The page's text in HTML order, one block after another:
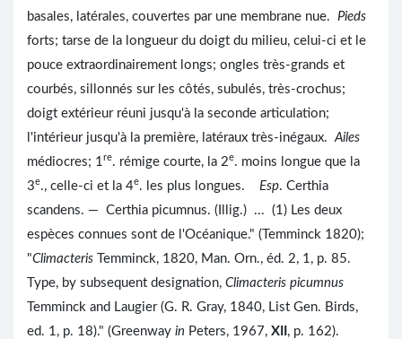
basales, latérales, couvertes par une membrane nue. Pieds
forts; tarse de la longueur du doigt du milieu, celui-ci et le
pouce extraordinairement longs; ongles très-grands et
courbés, sillonnés sur les côtés, subulés, très-crochus;
doigt extérieur réuni jusqu'à la seconde articulation;
l'intérieur jusqu'à la première, latéraux très-inégaux. Ailes
médiocres; 1 re. rémige courte, la 2e. moins longue que la
3e., celle-ci et la 4e. les plus longues. Esp. Certhia
scandens. — Certhia picumnus. (Illig.) ... (1) Les deux
espèces connues sont de l'Océanique." (Temminck 1820);
"Climacteris
Temminck, 1820, Man. Orn., éd. 2, 1, p. 85.
Type, by subsequent designation, Climacteris picumnus
Temminck and Laugier (G. R. Gray, 1840, List Gen. Birds,
ed. 1, p. 18)." (Greenway in Peters, 1967, XII , p. 162).